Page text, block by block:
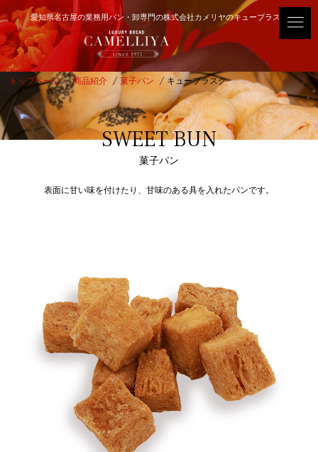
愛知県名古屋の業務用パン・卸専門の株式会社カメリヤのキューブラスク
トップページ 商品紹介 菓子パン キューブラスク
SWEET BUN
菓子パン
表面に甘い味を付けたり、甘味のある具を入れたパンです。